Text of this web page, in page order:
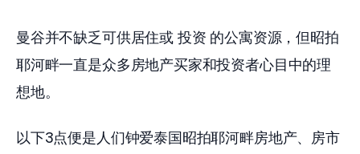
曼谷并不缺乏可供居住或 投资 的公寓资源，但昭拍
耶河畔一直是众多房地产买家和投资者心目中的理
想地。
以下3点便是人们钟爱泰国昭拍耶河畔房地产、房市